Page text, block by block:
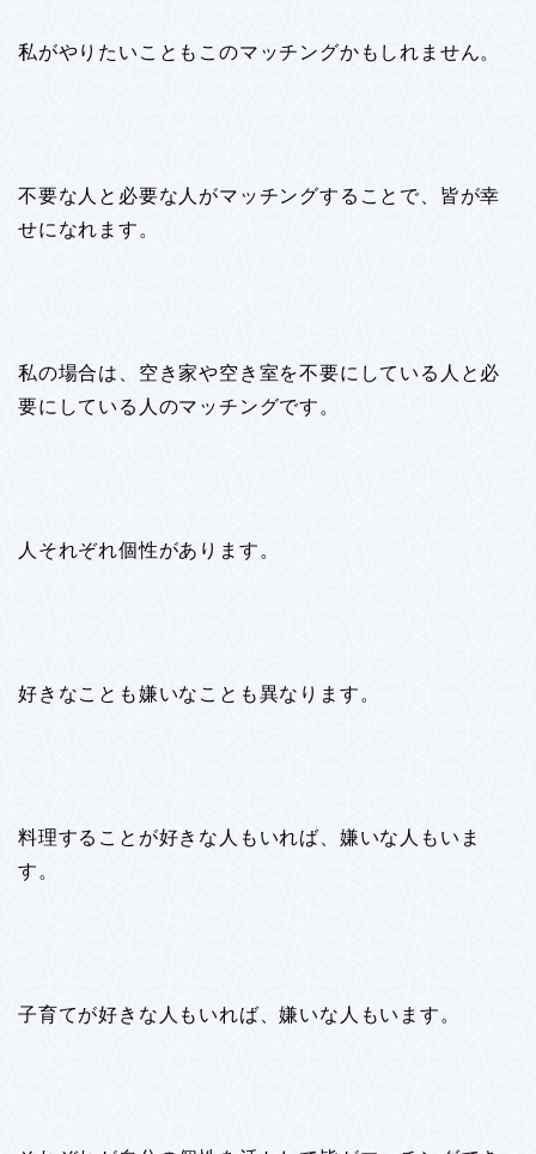
私がやりたいこともこのマッチングかもしれません。
不要な人と必要な人がマッチングすることで、皆が幸
せになれます。
私の場合は、空き家や空き室を不要にしている人と必
要にしている人のマッチングです。
人それぞれ個性があります。
好きなことも嫌いなことも異なります。
料理することが好きな人もいれば、嫌いな人もいま
す。
子育てが好きな人もいれば、嫌いな人もいます。